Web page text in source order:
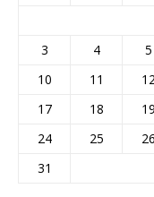
3
4 5
10
11 12
17
18 19
24
25 26
31